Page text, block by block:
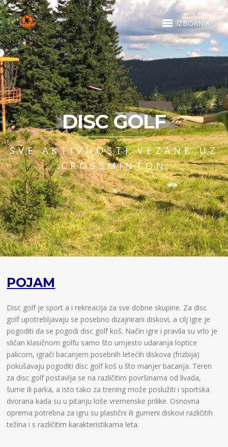
IZBORNIK
DISC GOLF
SVE AKTIVNOSTI VEZANE UZ
CROSSMINTON
POJAM
Disc golf je sport a i rekreacija za sve dobne skupine. Za disc
golf upotrebljavaju se posebno dizajnirani diskovi, a cilj igre je
pogoditi da se pogodi disc golf koš. Način igre i pravila su vrlo je
sličan klasičnom golfu samo što umjesto udaranja loptice
palicom, igrači bacanjem posebnih letećih diskova (frizbija)
pokušavaju pogoditi disc golf koš u što manjer bacanja. Teren
za disc golf postavlja se na različitim površinama od livada,
šume ili parka, a isto tako za trening može poslužiti i sportska
dvorana kada su u pitanju loše vremenske prilike. Osnovna
oprema potrebna za igru su plastični ili gumeni diskovi različitih
težina i s različitim karakteristikama leta.